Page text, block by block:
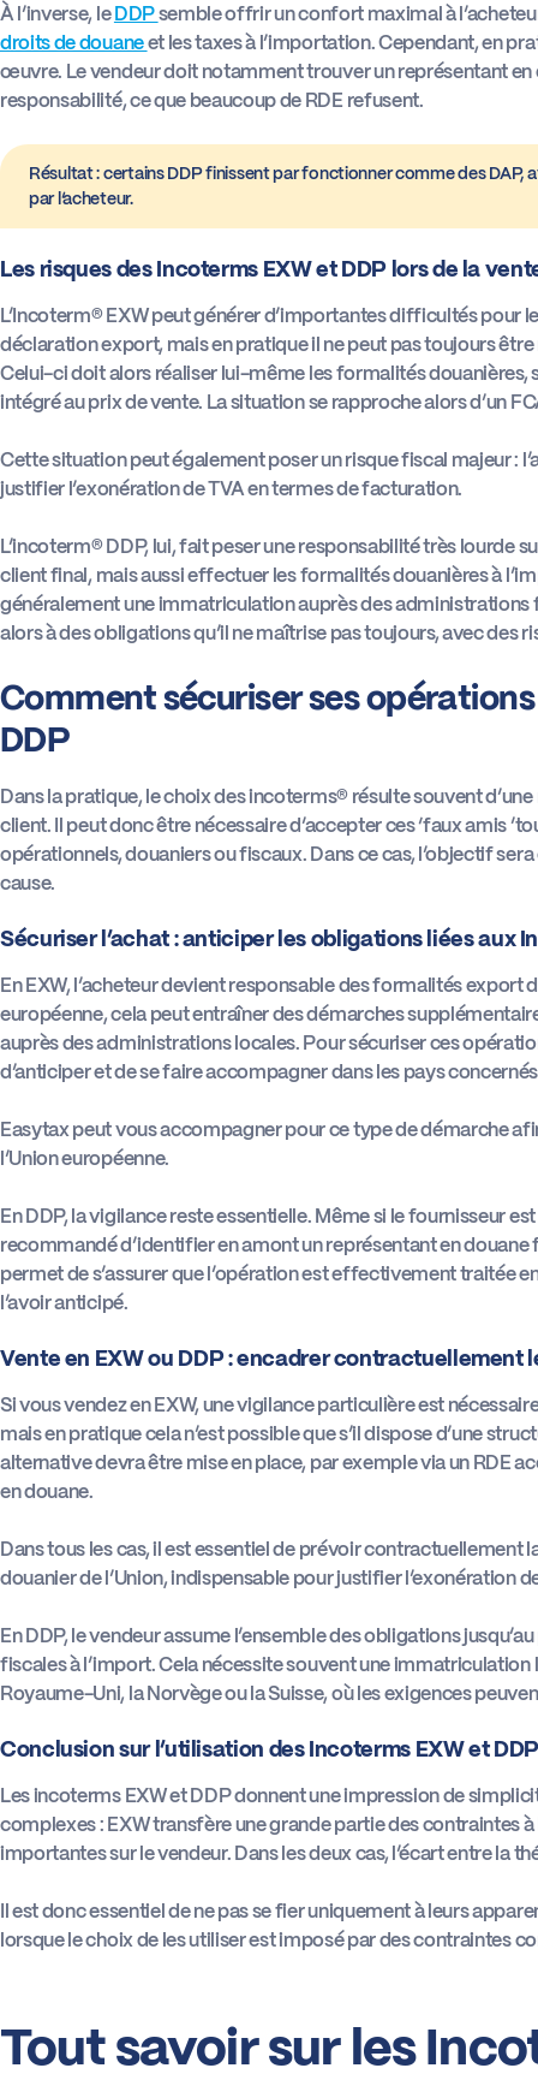
À l’inverse, leDDPsemble offrir un confort maximal à
droits de douaneet les taxes à l’importation. Cependant, en
œuvre. Le vendeur doit notamment trouver un représentant en
responsabilité, ce que beaucoup de RDE refusent.
Résultat : certains DDP finissent par fonctionner comme des
par l’acheteur.
Les risques des Incoterms EXW et DDP lors de la
L’Incoterm® EXW peut générer d’importantes difficultés pour
déclaration export, mais en pratique il ne peut pas toujours
Celui-ci doit alors réaliser lui-même les formalités douanières,
intégré au prix de vente. La situation se rapproche alors d’un
Cette situation peut également poser un risque fiscal majeur :
justifier l’exonération de TVA en termes de facturation.
L’incoterm® DDP, lui, fait peser une responsabilité très lourde
client final, mais aussi effectuer les formalités douanières à
généralement une immatriculation auprès des administrations
alors à des obligations qu’il ne maîtrise pas toujours, avec des
Comment sécuriser ses
DDP
Dans la pratique, le choix des incoterms® résulte souvent
client. Il peut donc être nécessaire d’accepter ces ‘faux amis
opérationnels, douaniers ou fiscaux. Dans ce cas, l’objectif
cause.
Sécuriser l’achat : anticiper les obligations liées aux
En EXW, l’acheteur devient responsable des formalités export
européenne, cela peut entraîner des démarches
auprès des administrations locales. Pour sécuriser ces
d’anticiper et de se faire accompagner dans les pays
Easytax peut vous accompagner pour ce type de démarche
l’Union européenne.
En DDP, la vigilance reste essentielle. Même si le fournisseur
recommandé d’identifier en amont un représentant en
permet de s’assurer que l’opération est effectivement traitée
l’avoir anticipé.
Vente en EXW ou DDP : encadrer contractuellement
Si vous vendez en EXW, une vigilance particulière est
mais en pratique cela n’est possible que s’il dispose d’une
alternative devra être mise en place, par exemple via un RDE
en douane.
Dans tous les cas, il est essentiel de prévoir contractuellement
douanier de l’Union, indispensable pour justifier l’exonération
En DDP, le vendeur assume l’ensemble des obligations
fiscales à l’import. Cela nécessite souvent une
Royaume-Uni, la Norvège ou la Suisse, où les exigences
Conclusion sur l’utilisation des Incoterms EXW et DDP
Les incoterms EXW et DDP donnent une impression de
complexes : EXW transfère une grande partie des contraintes
importantes sur le vendeur. Dans les deux cas, l’écart entre la
Il est donc essentiel de ne pas se fier uniquement à leurs
lorsque le choix de les utiliser est imposé par des contraintes
Tout savoir sur les